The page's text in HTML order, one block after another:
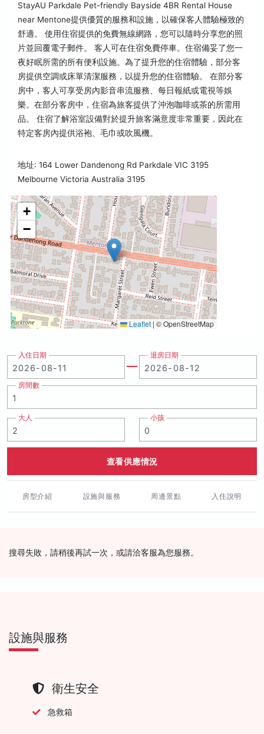
StayAU Parkdale Pet-friendly Bayside 4BR Rental House
near Mentone提供優質的服務和設施，以確保客人體驗極致的
舒適。 使用住宿提供的免費無線網路，您可以隨時分享您的照
片並回覆電子郵件。 客人可在住宿免費停車。住宿備妥了您一
夜好眠所需的所有便利設施。為了提升您的住宿體驗，部分客
房提供空調或床單清潔服務，以提升您的住宿體驗。 在部分客
房中，客人可享受房內影音串流服務、每日報紙或電視等娛
樂。在部分客房中，住宿為旅客提供了沖泡咖啡或茶的所需用
品。 住宿了解浴室設備對於提升旅客滿意度非常重要，因此在
特定客房內提供浴袍、毛巾或吹風機。
地址: 164 Lower Dandenong Rd Parkdale VIC 3195
Melbourne Victoria Australia 3195
+
−
Leaflet | © OpenStreetMap
入住日期 退房日期
房間數
大人 小孩
查看供應情況
房型介紹 設施與服務 周邊景點 入住說明
搜尋失敗，請稍後再試一次，或請洽客服為您服務。
設施與服務
衛生安全
急救箱